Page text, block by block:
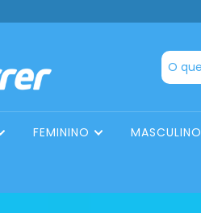
FEMININO MASCULINO